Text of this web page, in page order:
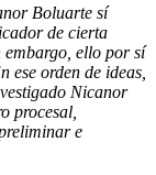
Boluarte sí
de cierta
ello por sí
ese orden de ideas,
Nicanor
procesal,
e